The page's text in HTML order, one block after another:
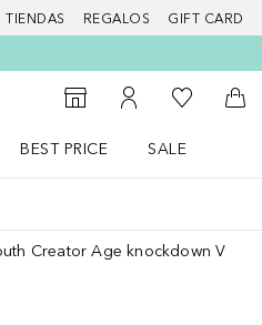
TIENDAS REGALOS GIFT CARD
Al Storefinder
Mi cuenta
Mi lista de
A
BEST PRICE
SALE
Creator Age knockdown V